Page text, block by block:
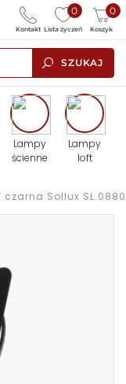
SZUKAJ
0
Lista życzeń
0
Koszyk
Kontakt
Lampy
ścienne
Lampy
loft
czarna Sollux SL.0880